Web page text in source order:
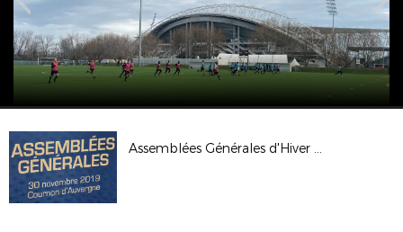
Assemblées Générales d'Hiver 2019, Cournon d'Auvergne